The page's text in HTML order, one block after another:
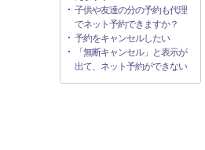
子供や友達の分の予約も代理
でネット予約できますか？
予約をキャンセルしたい
「無断キャンセル」と表示が
出て、ネット予約ができない